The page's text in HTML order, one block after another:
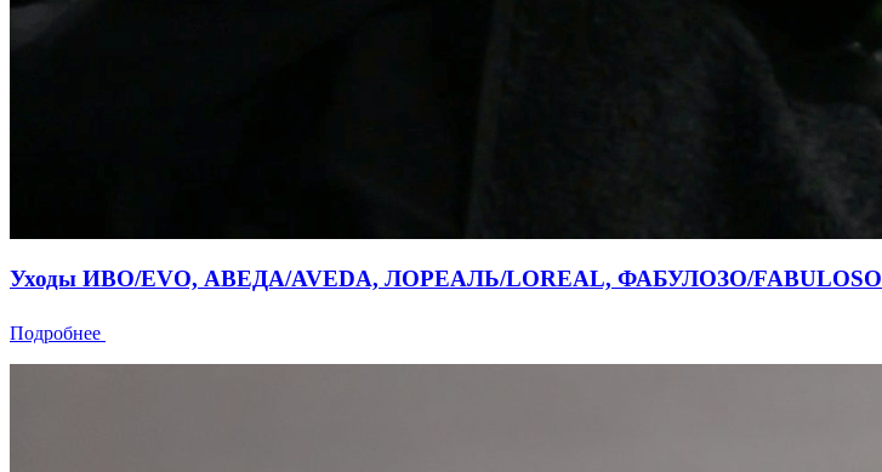
Уходы ИВО/EVO, АВЕДА/AVEDA, ЛОРЕАЛЬ/LOREAL, ФАБУЛОЗО/FABULOSO
Подробнее